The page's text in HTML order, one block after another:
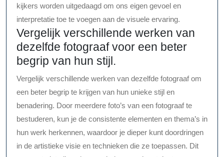
kijkers worden uitgedaagd om ons eigen gevoel en
interpretatie toe te voegen aan de visuele ervaring.
Vergelijk verschillende werken van
dezelfde fotograaf voor een beter
begrip van hun stijl.
Vergelijk verschillende werken van dezelfde fotograaf om
een beter begrip te krijgen van hun unieke stijl en
benadering. Door meerdere foto’s van een fotograaf te
bestuderen, kun je de consistente elementen en thema’s in
hun werk herkennen, waardoor je dieper kunt doordringen
in de artistieke visie en technieken die ze toepassen. Dit